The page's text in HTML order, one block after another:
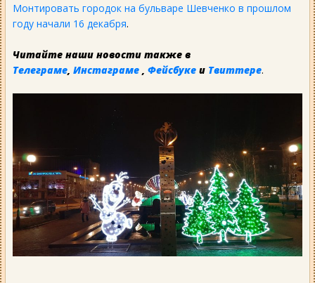
Монтировать городок на бульваре Шевченко в прошлом
году начали 16 декабря.
Читайте наши новости также в
Телеграме, Инстаграме , Фейсбуке и Твиттере.